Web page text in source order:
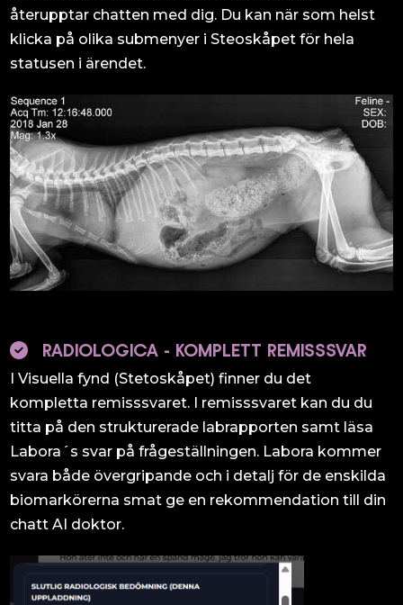
återupptar chatten med dig. Du kan när som helst
klicka på olika submenyer i Steoskåpet för hela
statusen i ärendet.
RADIOLOGICA - KOMPLETT REMISSSVAR
I Visuella fynd (Stetoskåpet) finner du det
kompletta remisssvaret. I remisssvaret kan du du
titta på den strukturerade labrapporten samt läsa
Labora´s svar på frågeställningen. Labora kommer
svara både övergripande och i detalj för de enskilda
biomarkörerna smat ge en rekommendation till din
chatt AI doktor.